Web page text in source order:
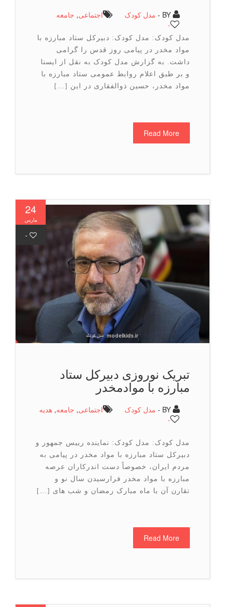
مدل کودک اجتماعی,جامعه
مدل کودک: مدل کودک: دبیرکل ستاد مبارزه با
مواد مخدر در پیامی روز قدس را گرامی
داشت. به گزارش مدل کودک به نقل از ایسنا
و بر طبق اعلام روابط عمومی ستاد مبارزه با
مواد مخدر، حسین ذوالفقاری در این […]
Read More
24
تبریک نوروزی دبیرکل ستاد
مبارزه با موادمخدر
مدل کودک اجتماعی,جامعه ,هدیه
مدل کودک: مدل کودک: نماینده رییس جمهور و
دبیرکل ستاد مبارزه با مواد مخدر در پیامی به
مردم ایران، خصوصاً دست اندرکاران عرصه
مبارزه با مواد مخدر فرارسیدن سال نو و
تقارن آن با ماه مبارک رمضان و شب های […]
Read More